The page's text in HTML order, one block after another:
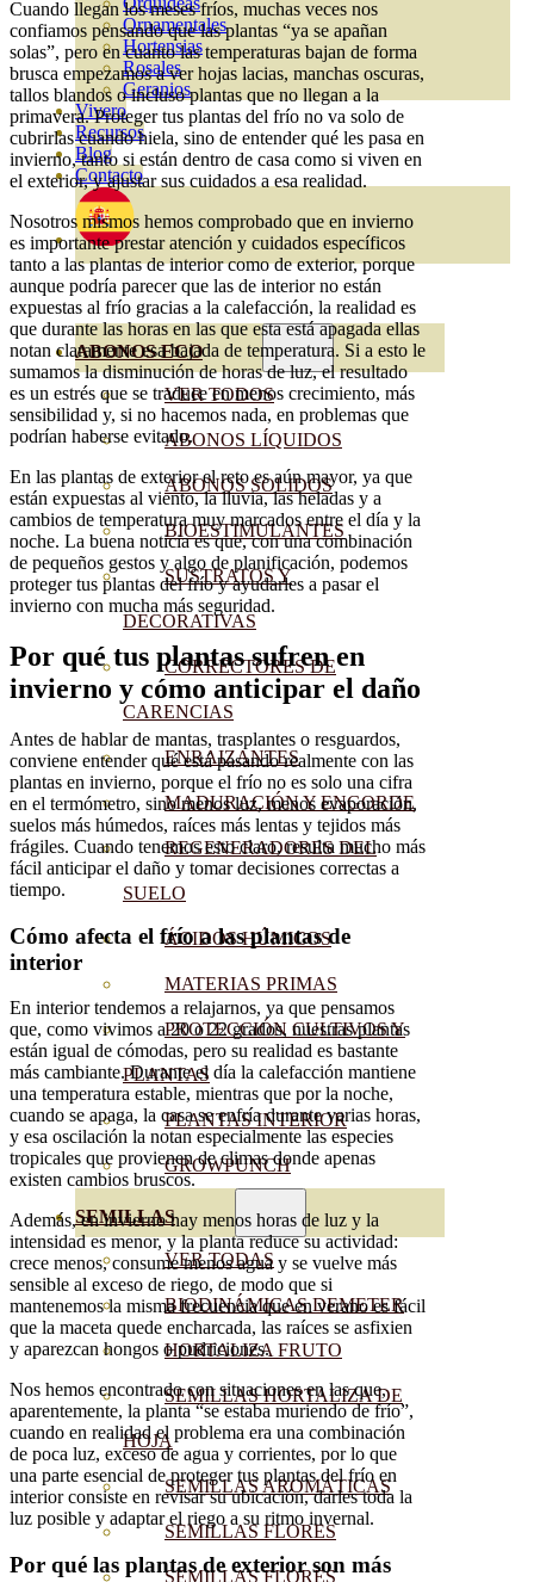
Ornamentales
Hortensias
Rosales
Geranios
Vivero
Recursos
Blog
Contacto
ABONOS ECO
VER TODOS
ABONOS LÍQUIDOS
ABONOS SOLIDOS
BIOESTIMULANTES
SUSTRATOS Y
DECORATIVAS
CORRECTORES DE
CARENCIAS
ENRAIZANTES
MADURACIÓN Y ENGORDE
REGENERADORES DEL
SUELO
ÁCIDOS HÚMICOS
MATERIAS PRIMAS
PROTECCIÓN CULTIVOS Y
PLANTAS
PLANTAS INTERIOR
GROWPUNCH
SEMILLAS
VER TODAS
BIODINÁMICAS DEMETER
HORTALIZA FRUTO
SEMILLAS HORTALIZA DE
HOJA
SEMILLAS AROMÁTICAS
SEMILLAS FLORES
SEMILLAS FLORES
Cuando llegan los meses fríos, muchas veces nos
confiamos pensando que las plantas “ya se apañan
solas”, pero en cuanto las temperaturas bajan de forma
brusca empezamos a ver hojas lacias, manchas oscuras,
tallos blandos o incluso plantas que no llegan a la
primavera. Proteger tus plantas del frío no va solo de
cubrirlas cuando hiela, sino de entender qué les pasa en
invierno, tanto si están dentro de casa como si viven en
el exterior, y ajustar sus cuidados a esa realidad.
Nosotros mismos hemos comprobado que en invierno
es importante prestar atención y cuidados específicos
tanto a las plantas de interior como de exterior, porque
aunque podría parecer que las de interior no están
expuestas al frío gracias a la calefacción, la realidad es
que durante las horas en las que esta está apagada ellas
notan claramente esa bajada de temperatura. Si a esto le
sumamos la disminución de horas de luz, el resultado
es un estrés que se traduce en menos crecimiento, más
sensibilidad y, si no hacemos nada, en problemas que
podrían haberse evitado.
En las plantas de exterior el reto es aún mayor, ya que
están expuestas al viento, la lluvia, las heladas y a
cambios de temperatura muy marcados entre el día y la
noche. La buena noticia es que, con una combinación
de pequeños gestos y algo de planificación, podemos
proteger tus plantas del frío y ayudarles a pasar el
invierno con mucha más seguridad.
Por qué tus plantas sufren en
invierno y cómo anticipar el daño
Antes de hablar de mantas, trasplantes o resguardos,
conviene entender qué está pasando realmente con las
plantas en invierno, porque el frío no es solo una cifra
en el termómetro, sino menos luz, menos evaporación,
suelos más húmedos, raíces más lentas y tejidos más
frágiles. Cuando tenemos esto claro, resulta mucho más
fácil anticipar el daño y tomar decisiones correctas a
tiempo.
Cómo afecta el frío a las plantas de
interior
En interior tendemos a relajarnos, ya que pensamos
que, como vivimos a 20 o 22 grados, nuestras plantas
están igual de cómodas, pero su realidad es bastante
más cambiante. Durante el día la calefacción mantiene
una temperatura estable, mientras que por la noche,
cuando se apaga, la casa se enfría durante varias horas,
y esa oscilación la notan especialmente las especies
tropicales que provienen de climas donde apenas
existen cambios bruscos.
Además, en invierno hay menos horas de luz y la
intensidad es menor, y la planta reduce su actividad:
crece menos, consume menos agua y se vuelve más
sensible al exceso de riego, de modo que si
mantenemos la misma frecuencia que en verano es fácil
que la maceta quede encharcada, las raíces se asfixien
y aparezcan hongos o pudriciones.
Nos hemos encontrado con situaciones en las que,
aparentemente, la planta “se estaba muriendo de frío”,
cuando en realidad el problema era una combinación
de poca luz, exceso de agua y corrientes, por lo que
una parte esencial de proteger tus plantas del frío en
interior consiste en revisar su ubicación, darles toda la
luz posible y adaptar el riego a su ritmo invernal.
Por qué las plantas de exterior son más